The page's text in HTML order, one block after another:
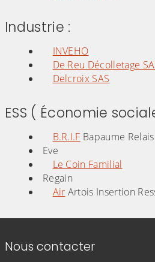
Industrie :
INVEHO
De Reu Décolletage
Delcroix SAS
ESS ( Économie
B.R.I.F Bapaume
Eve
Le Coin Familial
Regain
Air Artois Insertion
Informations de
Nous contacter